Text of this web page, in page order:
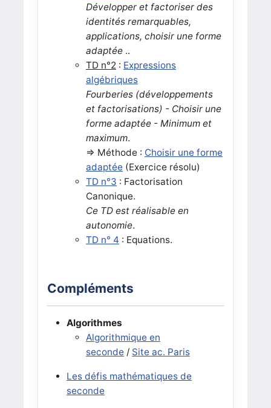
Développer et factoriser des
identités remarquables,
applications, choisir une forme
adaptée..
TD n°2: Expressions
algébriques
Fourberies (développements
et factorisations) - Choisir une
forme adaptée - Minimum et
maximum.
=> Méthode : Choisir une forme
adaptée (Exercice résolu)
TD n°3 : Factorisation
Canonique.
Ce TD est réalisable en
autonomie.
TD n° 4 : Equations.
Compléments
Algorithmes
Algorithmique en
seconde / Site ac. Paris
Les défis mathématiques de
seconde